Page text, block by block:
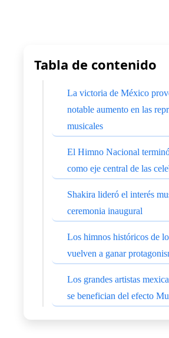
Tabla de contenido
La victoria de México
notable aumento en las
musicales
El Himno Nacional
como eje central de las
Shakira lideró el interés
ceremonia inaugural
Los himnos históricos de
vuelven a ganar
Los grandes artistas
se benefician del efecto